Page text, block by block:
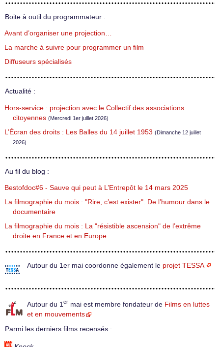
Boite à outil du programmateur :
Avant d’organiser une projection…
La marche à suivre pour programmer un film
Diffuseurs spécialisés
Actualité :
Hors-service : projection avec le Collectif des associations
citoyennes (Mercredi 1er juillet 2026)
L’Écran des droits : Les Balles du 14 juillet 1953 (Dimanche 12 juillet
2026)
Au fil du blog :
Bestofdoc#6 - Sauve qui peut à L’Entrepôt le 14 mars 2025
La filmographie du mois : "Rire, c’est exister". De l’humour dans le
documentaire
La filmographie du mois : La "résistible ascension" de l’extrême
droite en France et en Europe
Autour du 1er mai coordonne également le projet TESSA
Autour du 1 er mai est membre fondateur de Films en luttes
et en mouvements
Parmi les derniers films recensés :